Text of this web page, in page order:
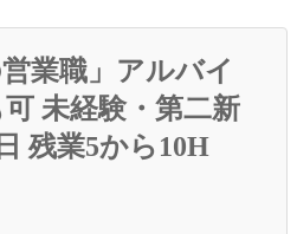
業職」アルバイ
未経験・第二新
残業5から10H